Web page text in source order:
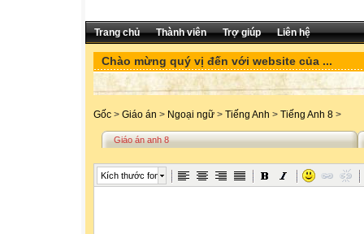
Trang chủ Thành viên Trợ giúp Liên hệ
Chào mừng quý vị đến với website của ...
Gốc > Giáo án > Ngoại ngữ > Tiếng Anh > Tiếng Anh 8 >
Giáo án anh 8
Kích thước font